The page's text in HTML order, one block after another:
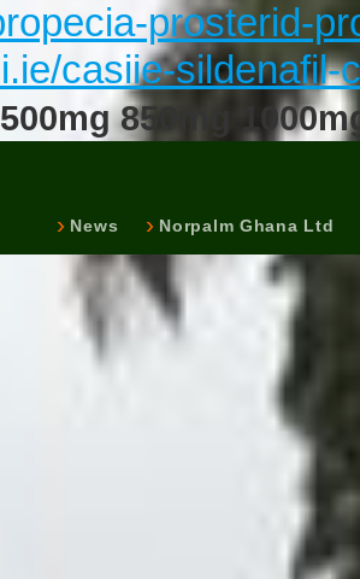
prosterid-
casiie-sildenafil-
850mg
News Norpalm Ghana Ltd